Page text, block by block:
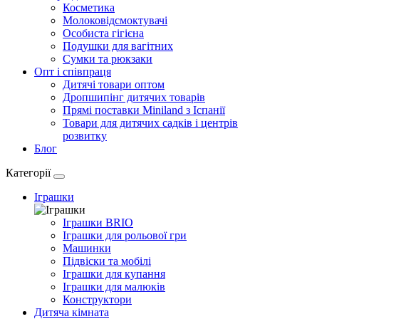
Косметика
Молоковідсмоктувачі
Особиста гігієна
Подушки для вагітних
Сумки та рюкзаки
Опт і співпраця
Дитячі товари оптом
Дропшипінг дитячих товарів
Прямі поставки Miniland з Іспанії
Товари для дитячих садків і центрів
розвитку
Блог
Категорії
Іграшки
Іграшки BRIO
Іграшки для рольової гри
Машинки
Підвіски та мобілі
Іграшки для купання
Іграшки для малюків
Конструктори
Дитяча кімната